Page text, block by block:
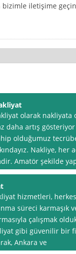
iletişime
olarak nakliyata
daha artış
olduğumuz
Nakliye, her
Amatör şekilde
hizmetleri,
süreci karmaşık
çalışmak
gibi güvenilir bir
Ankara ve